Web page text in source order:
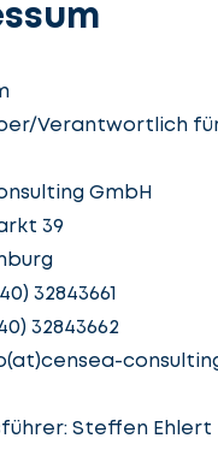
Verantwortlich
GmbH
39
32843661
32843662
Steffen Ehlert